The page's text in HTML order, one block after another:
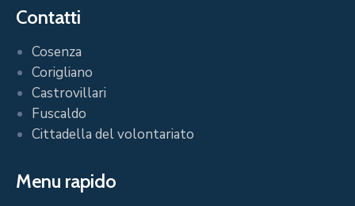
Contatti
Cosenza
Corigliano
Castrovillari
Fuscaldo
Cittadella del volontariato
Menu rapido